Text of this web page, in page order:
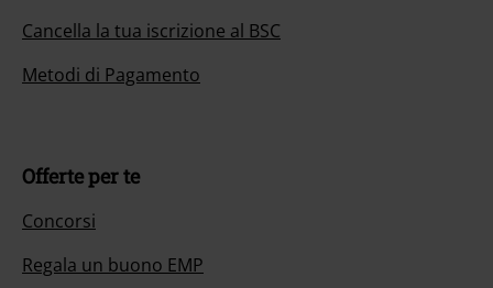
Cancella la tua iscrizione al BSC
Metodi di Pagamento
Offerte per te
Concorsi
Regala un buono EMP